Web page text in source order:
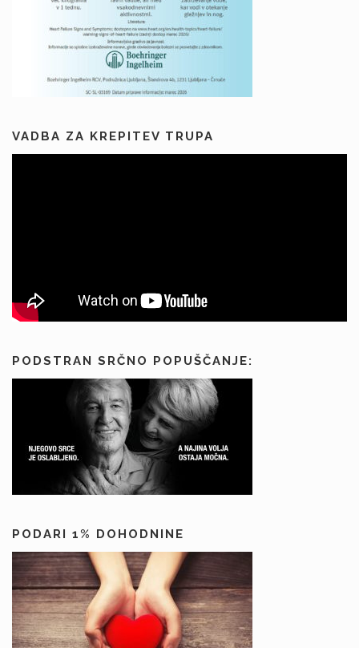
VADBA ZA KREPITEV TRUPA
PODSTRAN SRČNO POPUŠČANJE:
PODARI 1% DOHODNINE